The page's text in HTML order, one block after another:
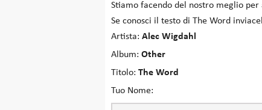
Stiamo facendo del nostro meglio
Se conosci il testo di The Word
Artista: Alec Wigdahl
Album: Other
Titolo: The Word
Tuo Nome: